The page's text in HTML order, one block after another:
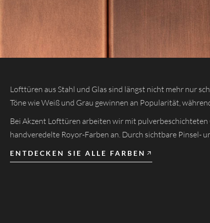
Lofttüren aus Stahl und Glas sind längst nicht mehr nur
Töne wie Weiß und Grau gewinnen an Popularität,
Bei Akzent Lofttüren arbeiten wir mit
handveredelte Royor-Farben an. Durch sichtbare Pinsel-
ENTDECKEN SIE ALLE FARBEN